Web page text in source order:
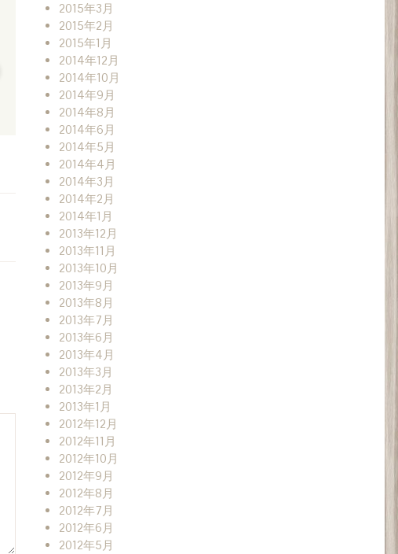
2015年3月
2015年2月
2015年1月
2014年12月
2014年10月
2014年9月
2014年8月
2014年6月
2014年5月
2014年4月
2014年3月
2014年2月
2014年1月
2013年12月
2013年11月
2013年10月
2013年9月
2013年8月
2013年7月
2013年6月
2013年4月
2013年3月
2013年2月
2013年1月
2012年12月
2012年11月
2012年10月
2012年9月
2012年8月
2012年7月
2012年6月
2012年5月